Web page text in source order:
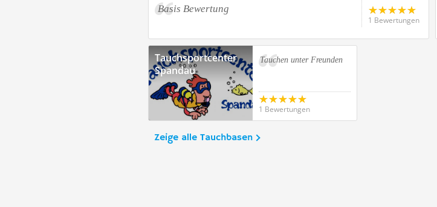
Basis Bewertung
1 Bewertungen
Tauchsportcenter
Spandau
Tauchen unter Freunden
1 Bewertungen
Zeige alle Tauchbasen